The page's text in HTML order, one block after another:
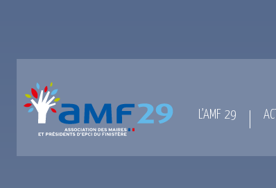
L’AMF 29